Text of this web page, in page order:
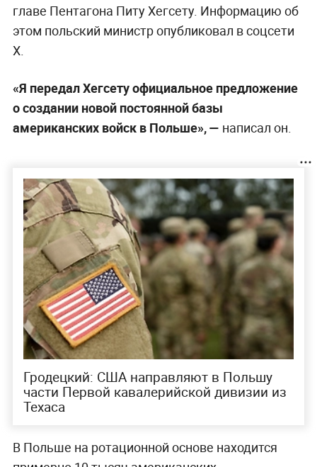
главе Пентагона Питу Хегсету. Информацию об
этом польский министр опубликовал в соцсети
X.
«Я передал Хегсету официальное предложение
о создании новой постоянной базы
американских войск в Польше», — написал он.
Гродецкий: США направляют в Польшу
части Первой кавалерийской дивизии из
Техаса
В Польше на ротационной основе находится